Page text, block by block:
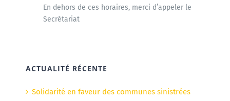
En dehors de ces horaires, merci d’appeler le
Secrétariat
ACTUALITÉ RÉCENTE
Solidarité en faveur des communes sinistrées